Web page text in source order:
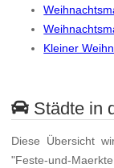
Kleiner
Städte in
Diese Übersicht
"Feste-und-